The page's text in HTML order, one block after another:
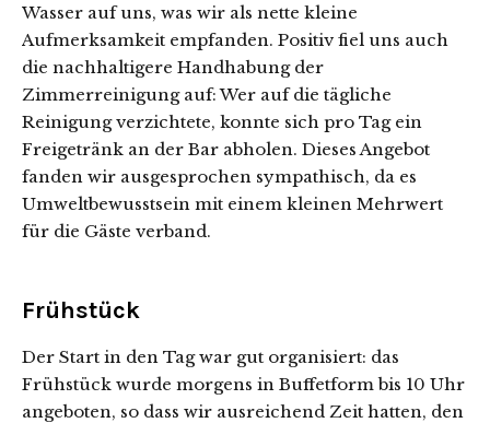
Wasser auf uns, was wir als nette kleine
Aufmerksamkeit empfanden. Positiv fiel uns auch
die nachhaltigere Handhabung der
Zimmerreinigung auf: Wer auf die tägliche
Reinigung verzichtete, konnte sich pro Tag ein
Freigetränk an der Bar abholen. Dieses Angebot
fanden wir ausgesprochen sympathisch, da es
Umweltbewusstsein mit einem kleinen Mehrwert
für die Gäste verband.
Frühstück
Der Start in den Tag war gut organisiert: das
Frühstück wurde morgens in Buffetform bis 10 Uhr
angeboten, so dass wir ausreichend Zeit hatten, den